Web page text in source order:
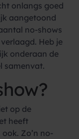
onlangs goed
aangetoond
no-shows
Heb je
onderaan de
samenvat.
op de
heeft
Zo’n no-